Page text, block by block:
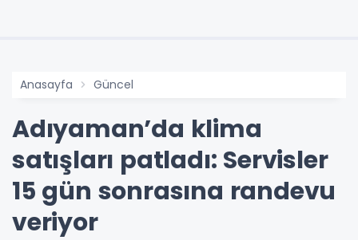
Anasayfa Güncel
Adıyaman’da klima
satışları patladı: Servisler
15 gün sonrasına randevu
veriyor